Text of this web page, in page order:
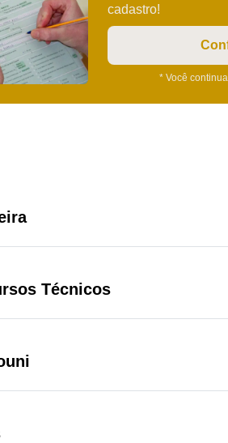
cadastro!
* Você
Técnicos